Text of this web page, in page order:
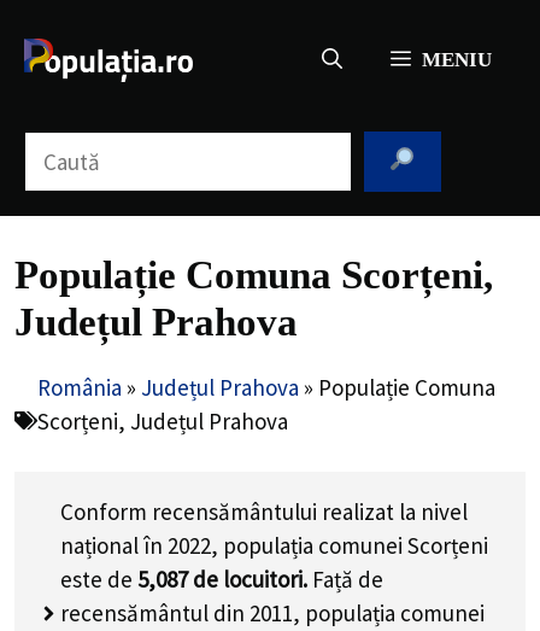
conținut
MENIU
Populație Comuna Scorțeni,
Județul Prahova
România » Județul Prahova » Populație Comuna
Scorțeni, Județul Prahova
Conform recensământului realizat la nivel
național în 2022, populația comunei Scorțeni
este de 5,087de locuitori. Față de
recensământul din 2011, populația comunei